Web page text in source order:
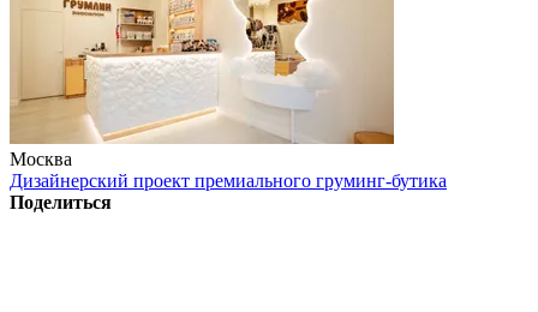
Москва
Дизайнерский проект премиального груминг-бутика
Поделиться